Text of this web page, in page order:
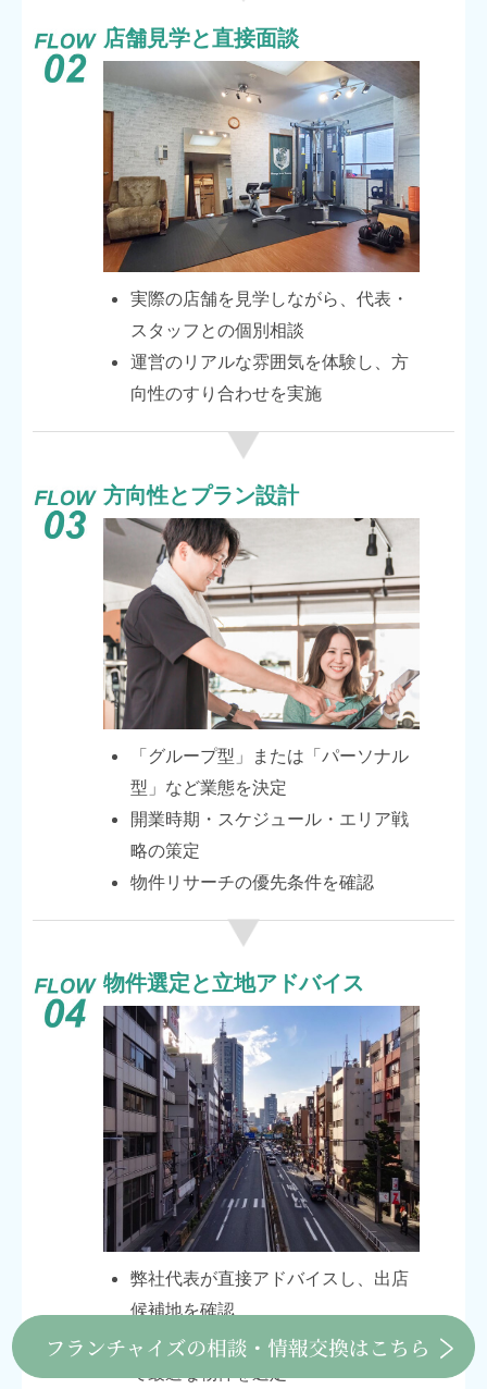
店舗見学と直接面談
実際の店舗を見学しながら、代表・
スタッフとの個別相談
運営のリアルな雰囲気を体験し、方
向性のすり合わせを実施
方向性とプラン設計
「グループ型」または「パーソナル
型」など業態を決定
開業時期・スケジュール・エリア戦
略の策定
物件リサーチの優先条件を確認
物件選定と立地アドバイス
弊社代表が直接アドバイスし、出店
候補地を確認
立地特性や動線・競合分析を踏まえ
て最適な物件を選定